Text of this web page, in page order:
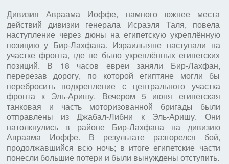
Дивизия Авраама Иоффе, намного южнее места
действий дивизии генерала Исраэля Таля, повела
наступление через дюны на египетскую укреплённую
позицию у Бир-Лахфана. Израильтяне наступали на
участке фронта, где не было укреплённых египетских
позиций. В 18 часов евреи заняли Бир-Лахфан,
перерезав дорогу, по которой египтяне могли бы
перебросить подкрепление с центрального участка
фронта к Эль-Аришу. Вечером 5 июня египетская
танковая и часть моторизованной бригады были
отправлены из Джабал-Либни к Эль-Аришу. Они
натолкнулись в районе Бир-Лахфана на дивизию
Авраама Иоффе. В результате разгорелся бой,
продолжавшийся всю ночь; в итоге египетские части
понесли большие потери и были вынуждены отступить.